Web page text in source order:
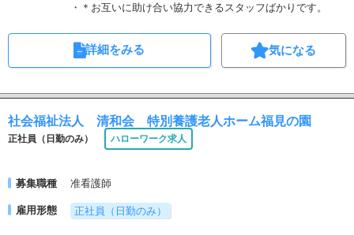
・＊お互いに助け合い協力できるスタッフばかりです。
詳細をみる 気になる
社会福祉法人 清和会 特別養護老人ホーム福見の園
正社員（日勤のみ） ハローワーク求人
募集職種 准看護師
雇用形態 正社員（日勤のみ）